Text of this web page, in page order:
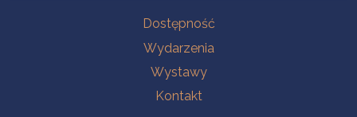
Dostępność
Wydarzenia
Wystawy
Kontakt